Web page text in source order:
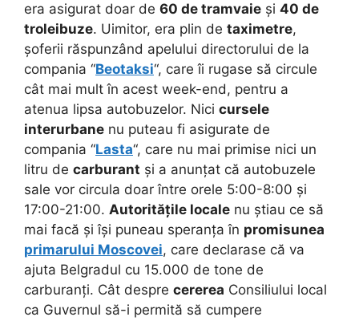
era asigurat doar de 60 de tramvaie și 40 de
troleibuze. Uimitor, era plin de taximetre,
șoferii răspunzând apelului directorului de la
compania “Beotaksi“, care îi rugase să circule
cât mai mult în acest week-end, pentru a
atenua lipsa autobuzelor. Nici cursele
interurbane nu puteau fi asigurate de
compania “Lasta“, care nu mai primise nici un
litru de carburant și a anunțat că autobuzele
sale vor circula doar între orele 5:00-8:00 și
17:00-21:00. Autoritățile locale nu știau ce să
mai facă și își puneau speranța în promisunea
primarului Moscovei, care declarase că va
ajuta Belgradul cu 15.000 de tone de
carburanți. Cât despre cererea Consiliului local
ca Guvernul să-i permită să cumpere